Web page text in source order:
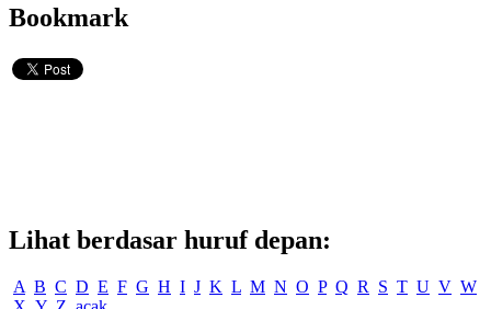
Bookmark
Lihat berdasar huruf depan:
A B C D E F G H I J K L M N O P Q R S T U V W